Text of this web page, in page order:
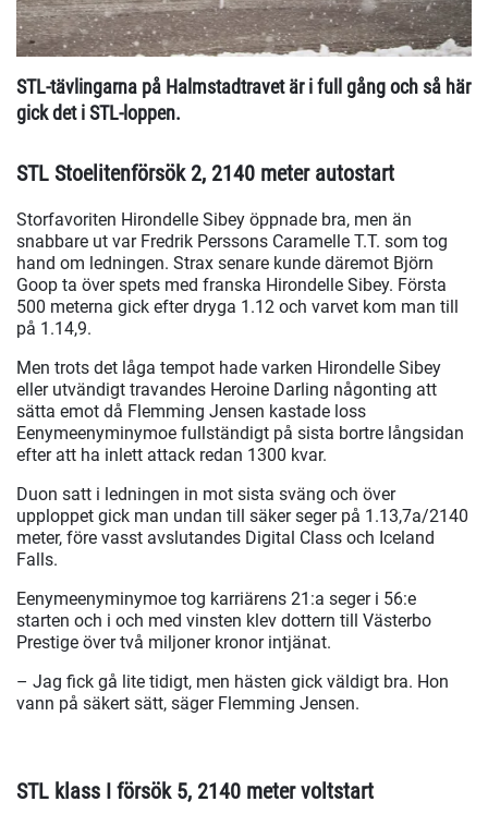
STL-tävlingarna på Halmstadtravet är i full gång och så här
gick det i STL-loppen.
STL Stoelitenförsök 2, 2140 meter autostart
Storfavoriten Hirondelle Sibey öppnade bra, men än
snabbare ut var Fredrik Perssons Caramelle T.T. som tog
hand om ledningen. Strax senare kunde däremot Björn
Goop ta över spets med franska Hirondelle Sibey. Första
500 meterna gick efter dryga 1.12 och varvet kom man till
på 1.14,9.
Men trots det låga tempot hade varken Hirondelle Sibey
eller utvändigt travandes Heroine Darling någonting att
sätta emot då Flemming Jensen kastade loss
Eenymeenyminymoe fullständigt på sista bortre långsidan
efter att ha inlett attack redan 1300 kvar.
Duon satt i ledningen in mot sista sväng och över
upploppet gick man undan till säker seger på 1.13,7a/2140
meter, före vasst avslutandes Digital Class och Iceland
Falls.
Eenymeenyminymoe tog karriärens 21:a seger i 56:e
starten och i och med vinsten klev dottern till Västerbo
Prestige över två miljoner kronor intjänat.
– Jag fick gå lite tidigt, men hästen gick väldigt bra. Hon
vann på säkert sätt, säger Flemming Jensen.
STL klass I försök 5, 2140 meter voltstart